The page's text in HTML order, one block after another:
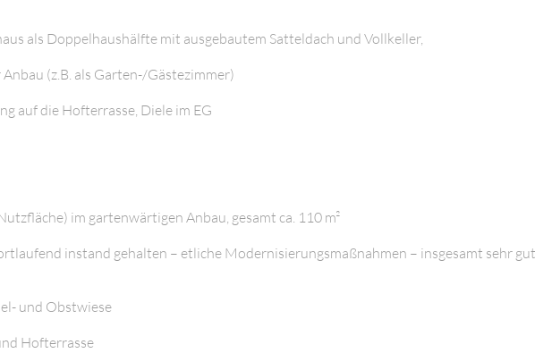
als Doppelhaushälfte mit ausgebautem Satteldach und Vollkeller,
(z.B. als Garten-/Gästezimmer)
auf die Hofterrasse, Diele im EG
im gartenwärtigen Anbau, gesamt ca. 110 m²
instand gehalten – etliche Modernisierungsmaßnahmen – insgesamt sehr
und Obstwiese
Hofterrasse